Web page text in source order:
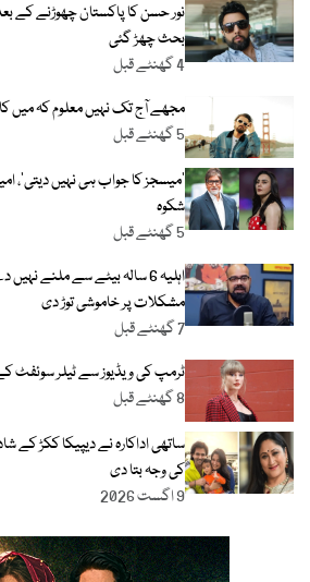
نور حسن کا پاکستان چھوڑنے کے
بحث چھڑ گئی
4 گھنٹے قبل
مجھے آج تک نہیں معلوم کہ میں
5 گھنٹے قبل
’میسجز کا جواب ہی نہیں دیتی‘،
شکوہ
5 گھنٹے قبل
اہلیہ 6 سالہ بیٹے سے ملنے
مشکلات پر خاموشی توڑ دی
7 گھنٹے قبل
ٹرمپ کی ویڈیوز سے ٹیلر سوئفٹ
8 گھنٹے قبل
ساتھی اداکارہ نے دیپیکا ککڑ کے
کی وجہ بتا دی
9 اگست 2026